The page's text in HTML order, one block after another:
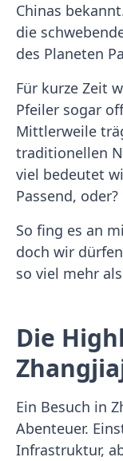
Chinas
die
des Planeten
Für kurze Zeit
Pfeiler sogar
Mittlerweile
traditionellen
viel bedeutet
Passend, oder?
So fing es an
doch wir
so viel mehr
Die
Ein Besuch in
Abenteuer.
Infrastruktur,